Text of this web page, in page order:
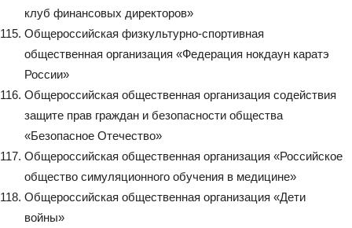
клуб финансовых директоров»
Общероссийская физкультурно-спортивная
общественная организация «Федерация нокдаун каратэ
России»
Общероссийская общественная организация содействия
защите прав граждан и безопасности общества
«Безопасное Отечество»
Общероссийская общественная организация «Российское
общество симуляционного обучения в медицине»
Общероссийская общественная организация «Дети
войны»